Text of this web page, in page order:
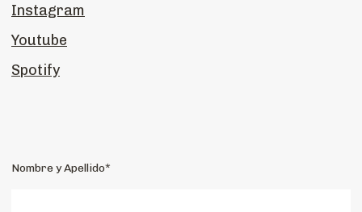
Instagram
Youtube
Spotify
Nombre y Apellido*